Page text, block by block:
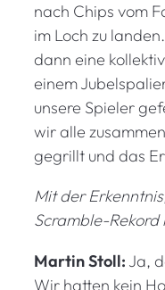
nach Chips vom
im Loch zu
dann eine
einem
unsere Spieler
wir alle
gegrillt und das
Mit der
Scramble-Rekord
Martin Stoll: Ja,
Wir hatten kein